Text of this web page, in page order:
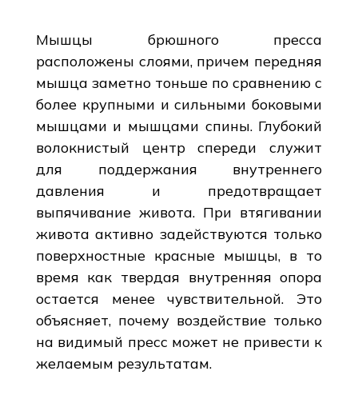
Мышцы брюшного пресса
расположены слоями, причем передняя
мышца заметно тоньше по сравнению с
более крупными и сильными боковыми
мышцами и мышцами спины. Глубокий
волокнистый центр спереди служит
для поддержания внутреннего
давления и предотвращает
выпячивание живота. При втягивании
живота активно задействуются только
поверхностные красные мышцы, в то
время как твердая внутренняя опора
остается менее чувствительной. Это
объясняет, почему воздействие только
на видимый пресс может не привести к
желаемым результатам.